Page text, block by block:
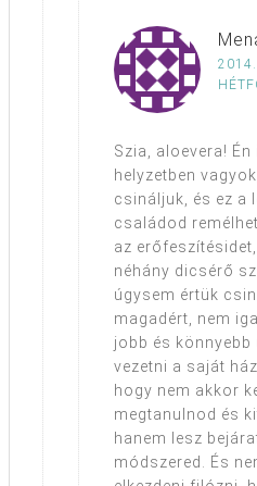
Szia, aloevera!
helyzetben
csináljuk, és ez a
családod
az
néhány dicsérő
úgysem értük
magadért, nem
jobb és könnyebb
vezetni a saját
hogy nem akkor
megtanulnod és
hanem lesz
módszered. És